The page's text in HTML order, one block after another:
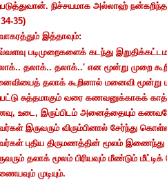
நிச்சயமாக அல்லாஹ்
35)
இத்தாவும்:
படிமுறைகளைக் கடந்து
தலாக்.. தலாக்..' என மூன்று முறை
தலாக் கூறினால் மனைவி மூன்று
சுத்தமாகும் வரை கணவனுக்காகக்
, உடை, இருப்பிடம் அனைத்தையும்
இருவரும் விரும்பினால் சேர்ந்து கொள்ள
புதிய திருமணத்தின் மூலம்
தலாக் மூலம் பிரியவும் மீண்டும்
முடியும்.